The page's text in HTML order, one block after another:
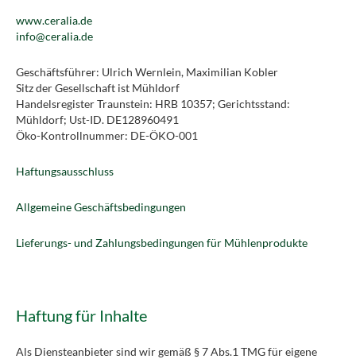
www.ceralia.de
info@ceralia.de
Geschäftsführer: Ulrich Wernlein, Maximilian Kobler
Sitz der Gesellschaft ist Mühldorf
Handelsregister Traunstein: HRB 10357; Gerichtsstand:
Mühldorf; Ust-ID. DE128960491
Öko-Kontrollnummer: DE-ÖKO-001
Haftungsausschluss
Allgemeine Geschäftsbedingungen
Lieferungs- und Zahlungsbedingungen für Mühlenprodukte
Haftung für Inhalte
Als Diensteanbieter sind wir gemäß § 7 Abs.1 TMG für eigene